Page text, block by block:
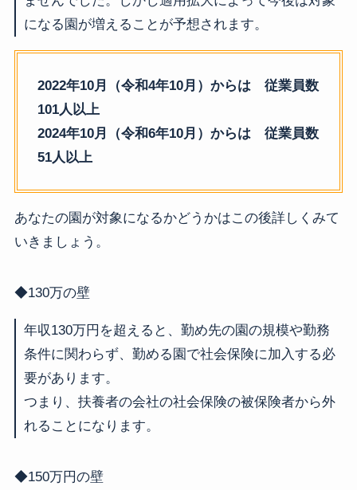
になる園が増えることが予想されます。
2022年10月（令和4年10月）からは 従業員数
101人以上
2024年10月（令和6年10月）からは 従業員数
51人以上
あなたの園が対象になるかどうかはこの後詳しくみて
いきましょう。
◆130万の壁
年収130万円を超えると、勤め先の園の規模や勤務
条件に関わらず、勤める園で社会保険に加入する必
要があります。
つまり、扶養者の会社の社会保険の被保険者から外
れることになります。
◆150万円の壁